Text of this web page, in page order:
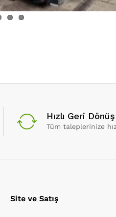
Hızlı Geri Dönüş
Tüm taleplerinize
Site ve Satış